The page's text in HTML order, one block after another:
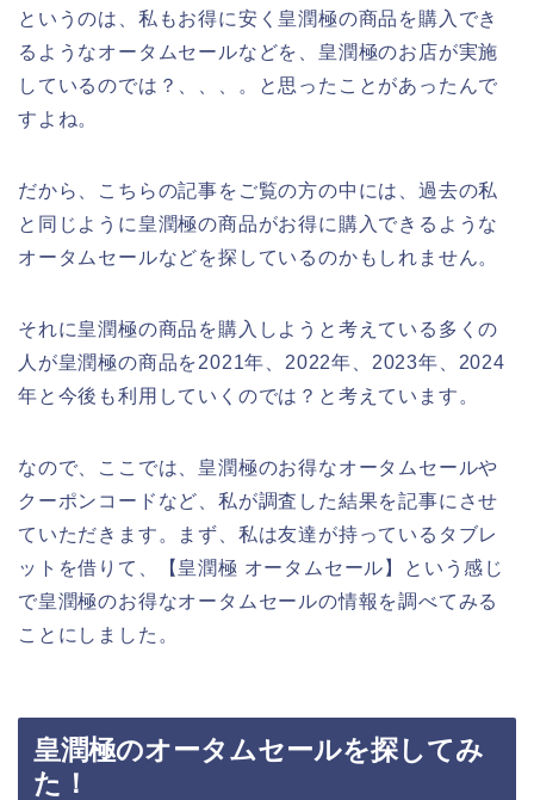
というのは、私もお得に安く皇潤極の商品を購入でき
るようなオータムセールなどを、皇潤極のお店が実施
しているのでは？、、、。と思ったことがあったんで
すよね。
だから、こちらの記事をご覧の方の中には、過去の私
と同じように皇潤極の商品がお得に購入できるような
オータムセールなどを探しているのかもしれません。
それに皇潤極の商品を購入しようと考えている多くの
人が皇潤極の商品を2021年、2022年、2023年、2024
年と今後も利用していくのでは？と考えています。
なので、ここでは、皇潤極のお得なオータムセールや
クーポンコードなど、私が調査した結果を記事にさせ
ていただきます。まず、私は友達が持っているタブレ
ットを借りて、【皇潤極 オータムセール】という感じ
で皇潤極のお得なオータムセールの情報を調べてみる
ことにしました。
皇潤極のオータムセールを探してみ
た！